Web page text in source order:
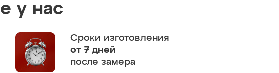
у нас
Сроки изготовления
от 7 дней
после замера